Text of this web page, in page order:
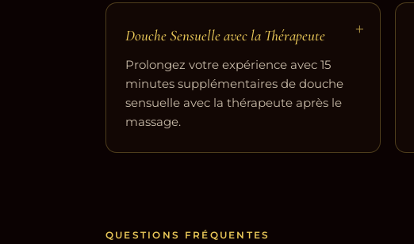
+
Douche Sensuelle avec la Thérapeute
Prolongez votre expérience avec 15
minutes supplémentaires de douche
sensuelle avec la thérapeute après le
massage.
QUESTIONS FRÉQUENTES